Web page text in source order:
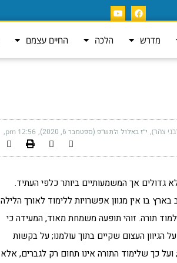
מדרש הלכה החיים עצמם
צהר) י״ז באלול ה׳תש״פ (ספטמבר 6, 2020) 12:56 pm
גדולים אך המשמעותיים ביותר כלפי העתיד.
בו אין מגוון אפשרויות ללימוד לאורך הלילה
תלמוד תורה. זוהי תופעה משמחת מאוד, המעידה כי
הגיוון העצום שקיים בתוך עולמנו; על בקשות
כך שלימוד התורה אינו תחום רק לגברים, אלא